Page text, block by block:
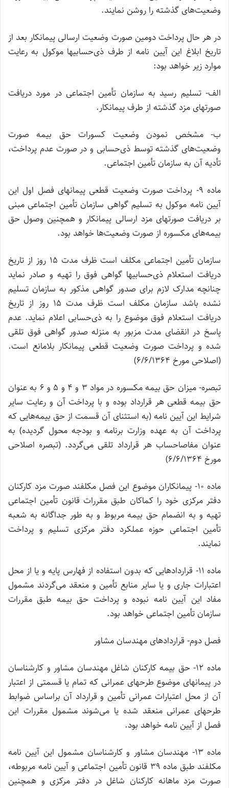
وضعیت‌های گذشته را روشن نمایند.
در هر حال پرداخت دومین صورت وضعیت ارسالی پیمانکار بعد از
تاریخ ابلاغ این آیین نامه از طرف ذی‌حسابیها موکول به رعایت
موارد زیر خواهد بود:
الف- تسلیم رسید به سازمان تأمین اجتماعی در مورد دریافت
صورتهای مزد گذشته از طرف پیمانکار.
ب- مشخص نمودن وضعیت کسورات حق بیمه صورت
وضعیت‌های گذشته توسط ذی‌حسابی و در صورت عدم پرداخت،
تأدیه آن به سازمان تأمین اجتماعی.
ماده‌ 9- پرداخت صورت وضعیت قطعی پیمانهای فصل اول این
آیین نامه موکول به تسلیم گواهی سازمان تأمین اجتماعی مبنی
بر دریافت صورتهای مزد ارسالی پیمانکار و همچنین وصول حق
بیمه‌های مکسوره از صورت وضعیت‌ها خواهد بود.
سازمان تأمین اجتماعی مکلف است ظرف مدت 15 روز از تاریخ
دریافت استعلام ذی‌حسابیها گواهی فوق را تهیه و صادر نماید
چنانچه مدارک لازم برای صدور گواهی مذکور به سازمان تسلیم
نشده باشد سازمان مکلف است ظرف مدت 15 روز از تاریخ
دریافت استعلام فوق موضوع را به ذی‌حسابی اعلام نماید. عدم
پاسخ در انقضای مدت مزبور به منزله صدور گواهی فوق تلقی
شده و پرداخت صورت وضعیت قطعی پیمانکار بلامانع است.
(اصلاحی مورخ 6/6/1364)
تبصره- میزان حق بیمه مکسوره در مواد 3 و 4 و 5 و 6 به عنوان
حق بیمه قطعی هر قرارداد بوده و با پرداخت آن و رعایت سایر
شرایط این آیین نامه (به استثنای آن قسمت از حق بیمه‌هایی که
پرداخت آن به عهده وزارت برنامه و بودجه محول گردیده) به
عنوان مفاصاحساب هر قرارداد تلقی می‌گردد. (تبصره اصلاحی
مورخ 6/6/1364)
ماده‌ 10- پیمانکاران موضوع این فصل مکلفند صورت مزد کارکنان
دفتر مرکزی خود را کماکان طبق مقررات قانون تأمین اجتماعی
تهیه و به انضمام حق بیمه مربوط و به طور جداگانه به شعبه
تأمین اجتماعی حوزه عملکرد دفتر مرکزی تسلیم و پرداخت
نمایند.
ماده‌ 11- قراردادهایی که بدون استفاده از فهارس پایه و یا از محل
اعتبارات جاری و یا سایر منابع تأمین و منعقد می‌گردند مشمول
مفاد این آیین نامه نبوده و پرداخت حق بیمه طبق مقررات
سازمان تأمین اجتماعی خواهد بود.
فصل دوم- قراردادهای مهندسان مشاور
ماده‌ 12- حق بیمه کارکنان شاغل مهندسان مشاور و کارشناسان
در پیمانهای موضوع طرحهای عمرانی که تمام یا قسمتی از اعتبار
آن از محل اعتبارات عمرانی تأمین و قرارداد آن براساس ضوابط
طرحهای عمرانی منعقد شده یا می‌شوند مشمول مقررات این
فصل از آیین نامه خواهد بود.
ماده‌ 13- مهندسان مشاور و کارشناسان مشمول این آیین نامه
مکلفند طبق ماده 39 قانون تأمین اجتماعی و آیین نامه مربوطه،
صورت مزد ماهانه کارکنان شاغل در دفتر مرکزی و همچنین